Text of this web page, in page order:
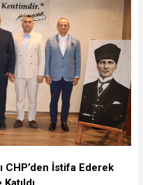
CHP’den İstifa Ederek